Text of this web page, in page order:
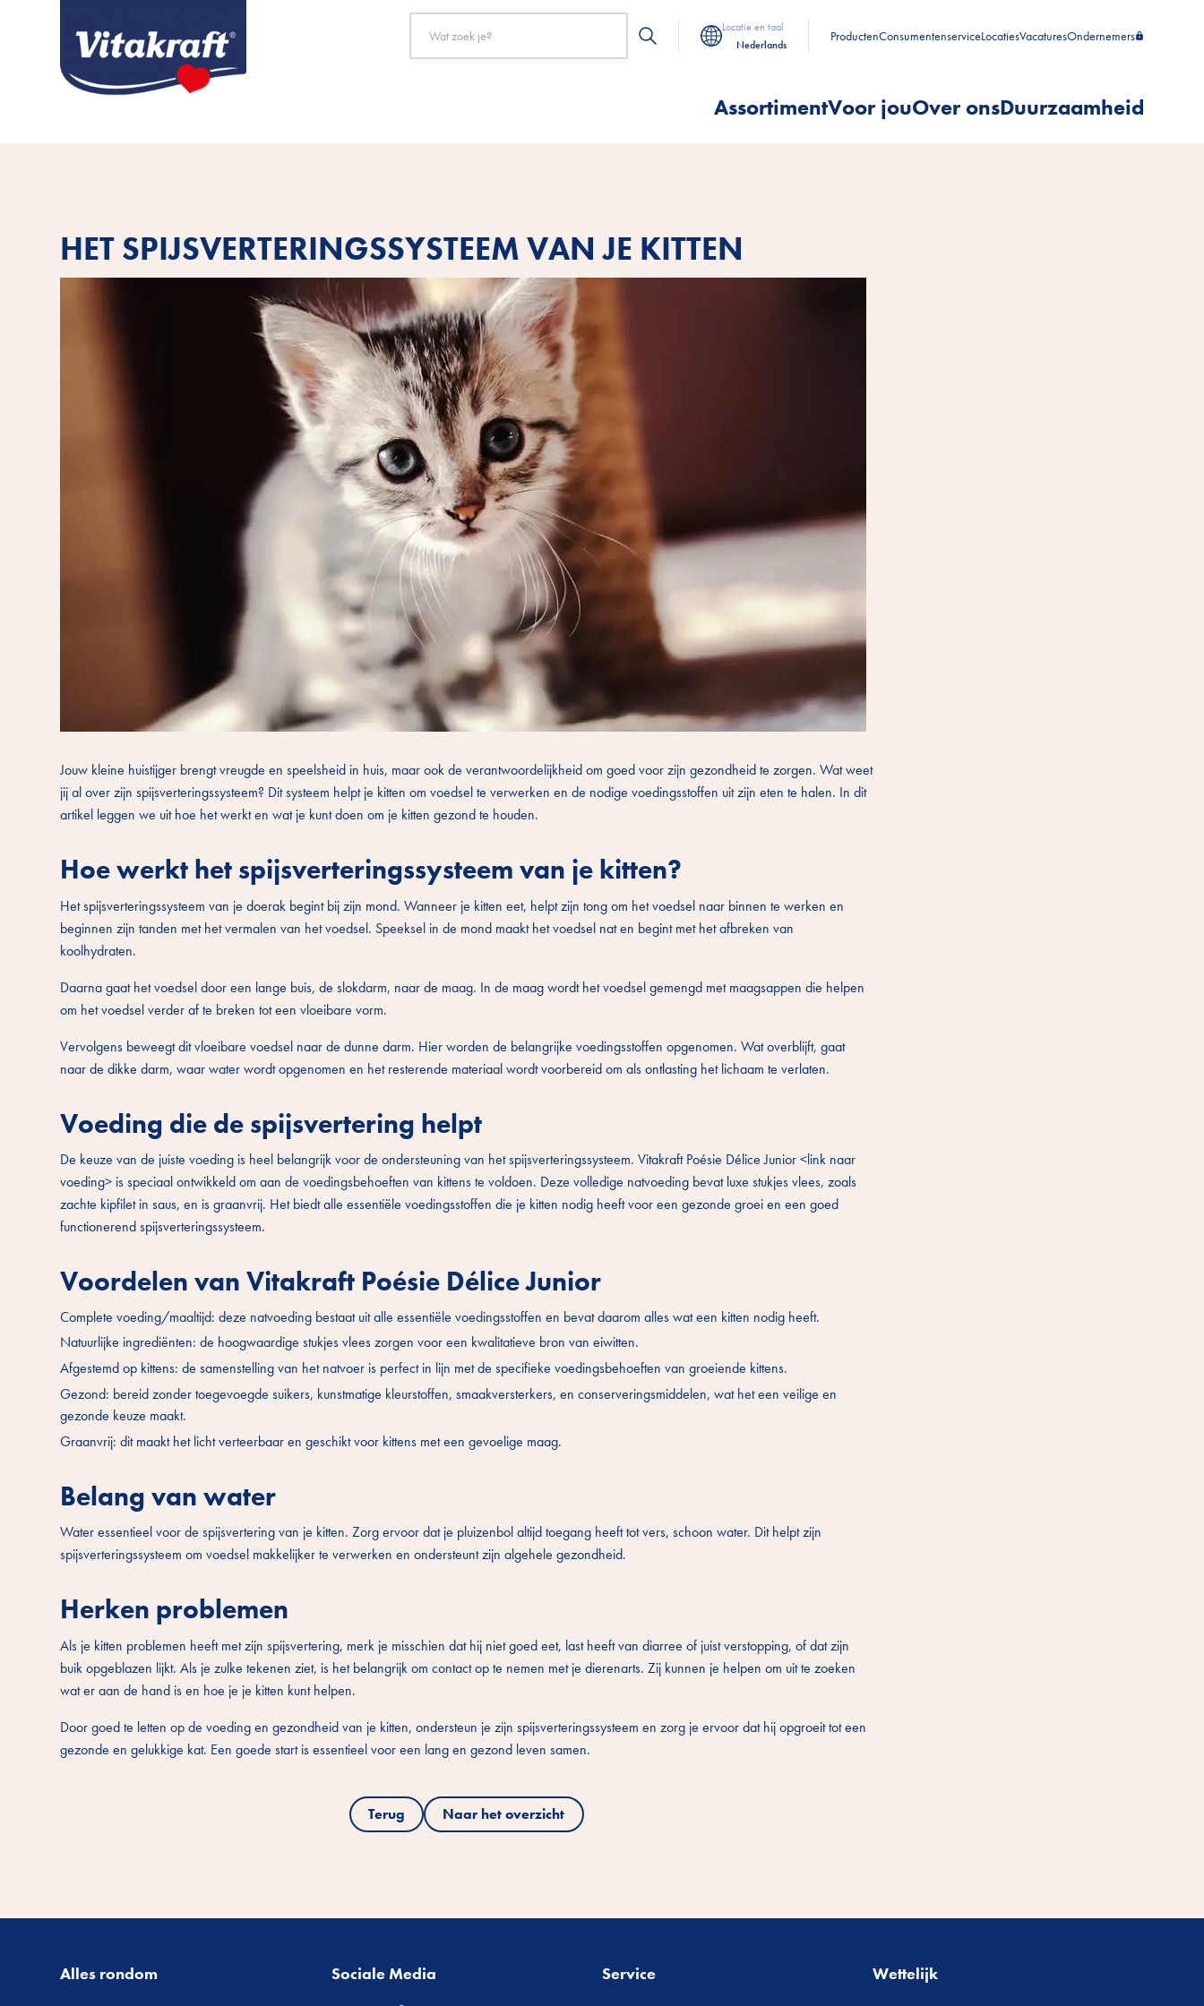
Locatie en taal
Nederlands
ProductenConsumentenserviceLocatiesVacaturesOndernemers
AssortimentVoor jouOver onsDuurzaamheid
HET SPIJSVERTERINGSSYSTEEM VAN JE KITTEN
Jouw kleine huistijger brengt vreugde en speelsheid in huis, maar ook de verantwoordelijkheid om goed voor zijn gezondheid te zorgen. Wat weet
jij al over zijn spijsverteringssysteem? Dit systeem helpt je kitten om voedsel te verwerken en de nodige voedingsstoffen uit zijn eten te halen. In dit
artikel leggen we uit hoe het werkt en wat je kunt doen om je kitten gezond te houden.
Hoe werkt het spijsverteringssysteem van je kitten?
Het spijsverteringssysteem van je doerak begint bij zijn mond. Wanneer je kitten eet, helpt zijn tong om het voedsel naar binnen te werken en
beginnen zijn tanden met het vermalen van het voedsel. Speeksel in de mond maakt het voedsel nat en begint met het afbreken van
koolhydraten.
Daarna gaat het voedsel door een lange buis, de slokdarm, naar de maag. In de maag wordt het voedsel gemengd met maagsappen die helpen
om het voedsel verder af te breken tot een vloeibare vorm.
Vervolgens beweegt dit vloeibare voedsel naar de dunne darm. Hier worden de belangrijke voedingsstoffen opgenomen. Wat overblijft, gaat
naar de dikke darm, waar water wordt opgenomen en het resterende materiaal wordt voorbereid om als ontlasting het lichaam te verlaten.
Voeding die de spijsvertering helpt
De keuze van de juiste voeding is heel belangrijk voor de ondersteuning van het spijsverteringssysteem. Vitakraft Poésie Délice Junior <link naar
voeding> is speciaal ontwikkeld om aan de voedingsbehoeften van kittens te voldoen. Deze volledige natvoeding bevat luxe stukjes vlees, zoals
zachte kipfilet in saus, en is graanvrij. Het biedt alle essentiële voedingsstoffen die je kitten nodig heeft voor een gezonde groei en een goed
functionerend spijsverteringssysteem.
Voordelen van Vitakraft Poésie Délice Junior
Complete voeding/maaltijd: deze natvoeding bestaat uit alle essentiële voedingsstoffen en bevat daarom alles wat een kitten nodig heeft.
Natuurlijke ingrediënten: de hoogwaardige stukjes vlees zorgen voor een kwalitatieve bron van eiwitten.
Afgestemd op kittens: de samenstelling van het natvoer is perfect in lijn met de specifieke voedingsbehoeften van groeiende kittens.
Gezond: bereid zonder toegevoegde suikers, kunstmatige kleurstoffen, smaakversterkers, en conserveringsmiddelen, wat het een veilige en
gezonde keuze maakt.
Graanvrij: dit maakt het licht verteerbaar en geschikt voor kittens met een gevoelige maag.
Belang van water
Water essentieel voor de spijsvertering van je kitten. Zorg ervoor dat je pluizenbol altijd toegang heeft tot vers, schoon water. Dit helpt zijn
spijsverteringssysteem om voedsel makkelijker te verwerken en ondersteunt zijn algehele gezondheid.
Herken problemen
Als je kitten problemen heeft met zijn spijsvertering, merk je misschien dat hij niet goed eet, last heeft van diarree of juist verstopping, of dat zijn
buik opgeblazen lijkt. Als je zulke tekenen ziet, is het belangrijk om contact op te nemen met je dierenarts. Zij kunnen je helpen om uit te zoeken
wat er aan de hand is en hoe je je kitten kunt helpen.
Door goed te letten op de voeding en gezondheid van je kitten, ondersteun je zijn spijsverteringssysteem en zorg je ervoor dat hij opgroeit tot een
gezonde en gelukkige kat. Een goede start is essentieel voor een lang en gezond leven samen.
Terug Naar het overzicht
Alles rondom Sociale Media Service Wettelijk